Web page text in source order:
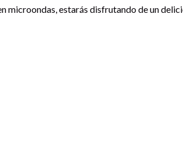
microondas, estarás disfrutando de un